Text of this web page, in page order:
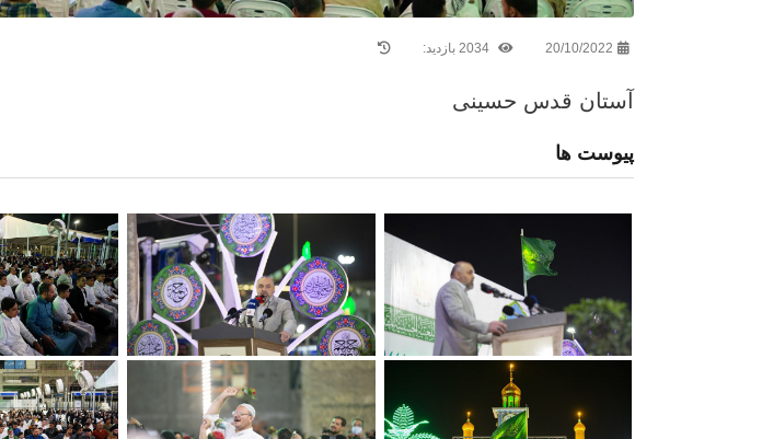
20/10/2022
آستان قدس حسینی
پیوست ها